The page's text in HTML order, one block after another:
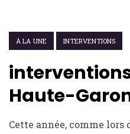
À LA UNE INTERVENTIONS
Haute-
Cette année, comme lors